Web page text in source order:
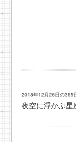
2018年12月26日の365
夜空に浮かぶ星